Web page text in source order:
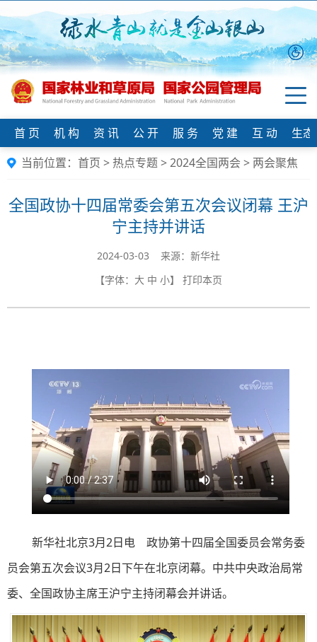
首 页 机 构 资 讯 公 开 服 务 党 建 互 动
生
当前位置： 首页 > 热点专题>2024全国两会 > 两会聚焦
全国政协十四届常委会第五次会议闭幕 王沪
宁主持并讲话
2024-03-03 来源：新华社
【字体： 大 中 小】 打印本页
新华社北京3月2日电 政协第十四届全国委员会常务委
员会第五次会议3月2日下午在北京闭幕。中共中央政治局常
委、全国政协主席王沪宁主持闭幕会并讲话。